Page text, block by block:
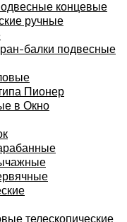
концевые
ручные
балки подвесные
Пионер
в Окно
телескопические